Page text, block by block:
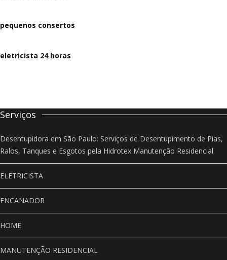
pequenos consertos
eletricista 24 horas
Serviços
Desentupidora em São Paulo: Serviços de Desentupimento de Pias,
Ralos, Tanques e Esgotos pela Hidrotex Manutenção Residencial
ELETRICISTA
ENCANADOR
HOME
MANUTENÇÃO RESIDENCIAL